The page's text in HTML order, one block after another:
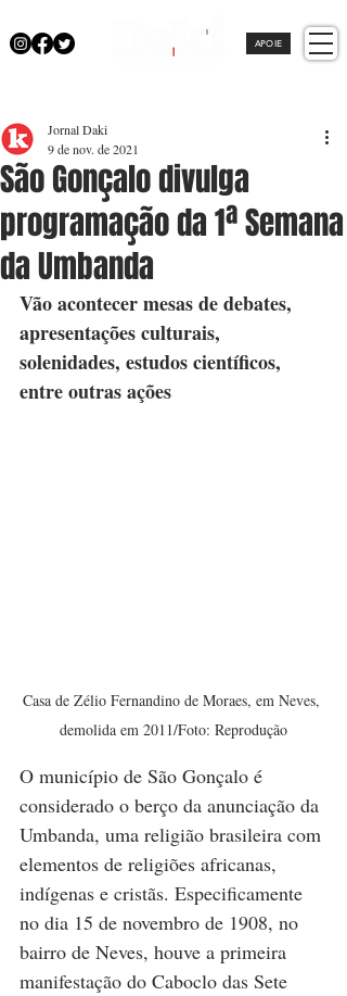
APOIE
São Gonçalo divulga
programação da 1ª Semana
da Umbanda
Jornal Daki
9 de nov. de 2021
Vão acontecer mesas de debates,
apresentações culturais,
solenidades, estudos científicos,
entre outras ações
Casa de Zélio Fernandino de Moraes, em Neves,
demolida em 2011/Foto: Reprodução
O município de São Gonçalo é
considerado o berço da anunciação da
Umbanda, uma religião brasileira com
elementos de religiões africanas,
indígenas e cristãs. Especificamente
no dia 15 de novembro de 1908, no
bairro de Neves, houve a primeira
manifestação do Caboclo das Sete